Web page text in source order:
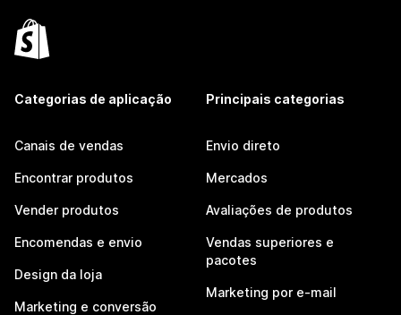
Categorias de aplicação
Canais de vendas
Encontrar produtos
Vender produtos
Encomendas e envio
Design da loja
Marketing e conversão
Principais categorias
Envio direto
Mercados
Avaliações de produtos
Vendas superiores e
pacotes
Marketing por e-mail